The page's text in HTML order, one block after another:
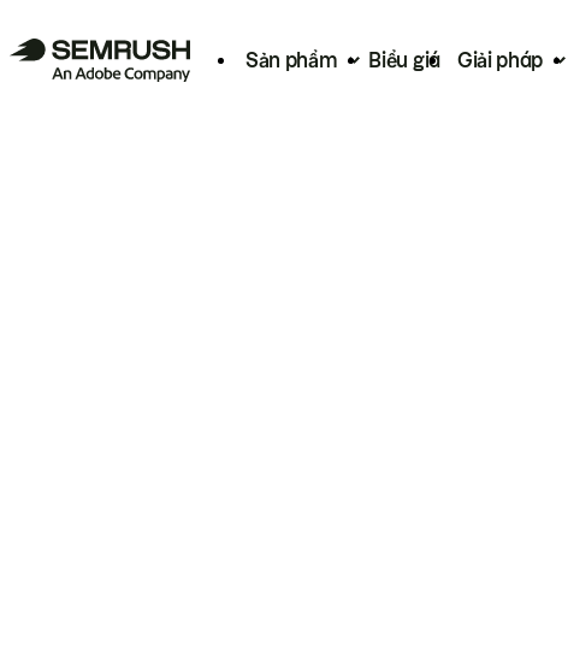
Sản phẩm Biểu giá Giải pháp